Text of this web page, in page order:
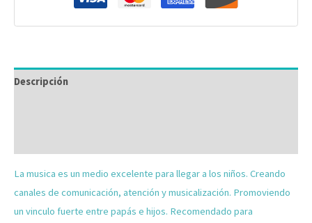
Descripción
La musica es un medio excelente para llegar a los niños. Creando
canales de comunicación, atención y musicalización. Promoviendo
un vinculo fuerte entre papás e hijos. Recomendado para